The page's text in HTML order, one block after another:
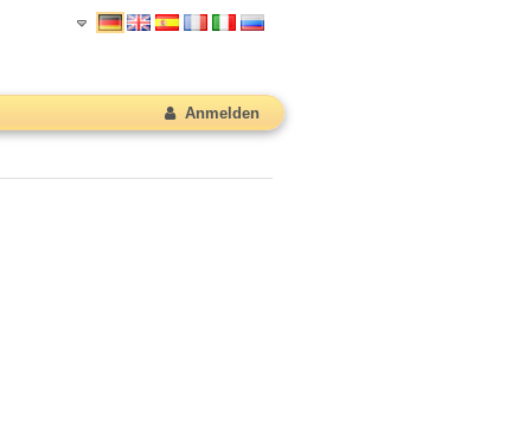
Anmelden